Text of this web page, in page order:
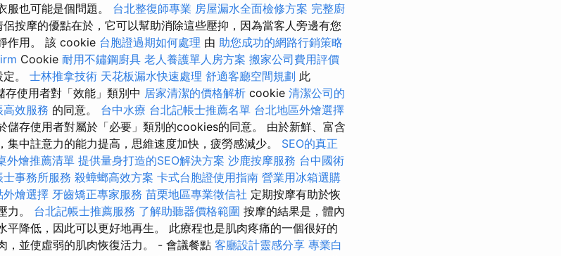
服也可能是個問題。 台北整復師專業 房屋漏水全面檢修方案 完整廚
侶按摩的優點在於，它可以幫助消除這些壓抑，因為當客人旁邊有您
作用。 該 cookie 台胞證過期如何處理 由 助您成功的網路行銷策略
Cookie 耐用不鏽鋼廚具 老人養護單人房方案 搬家公司費用評價
。 士林推拿技術 天花板漏水快速處理 舒適客廳空間規劃 此
存使用者對「效能」類別中 居家清潔的價格解析 cookie 清潔公司的
效服務 的同意。 台中水療 台北記帳士推薦名單 台北地區外燴選擇
儲存使用者對屬於「必要」類別的cookies的同意。 由於新鮮、富含
中註意力的能力提高，思維速度加快，疲勞感減少。 SEO的真正
外燴推薦清單 提供量身打造的SEO解決方案 沙鹿按摩服務 台中國術
士事務所服務 殺蟑螂高效方案 卡式台胞證使用指南 營業用冰箱選購
外燴選擇 牙齒矯正專家服務 苗栗地區專業徵信社 定期按摩有助於恢
力。 台北記帳士推薦服務 了解助聽器價格範圍 按摩的結果是，體內
平降低，因此可以更好地再生。 此療程也是肌肉疼痛的一個很好的
並使虛弱的肌肉恢復活力。 - 會議餐點 客廳設計靈感分享 專業白